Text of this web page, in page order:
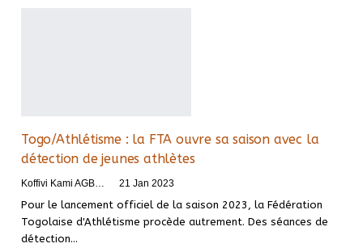
Togo/Athlétisme : la FTA ouvre sa saison avec la
détection de jeunes athlètes
Koffivi Kami AGBETOU 21 Jan 2023
Pour le lancement officiel de la saison 2023, la Fédération
Togolaise d'Athlétisme procède autrement. Des séances de
détection…